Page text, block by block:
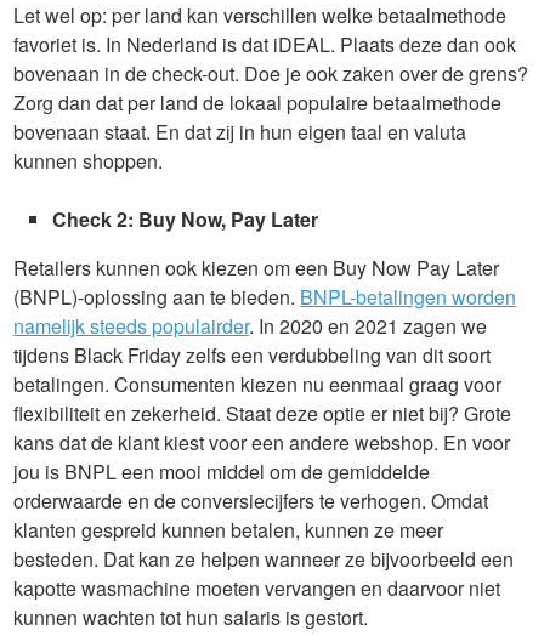
Let wel op: per land kan verschillen welke betaalmethode
favoriet is. In Nederland is dat iDEAL. Plaats deze dan ook
bovenaan in de check-out. Doe je ook zaken over de grens?
Zorg dan dat per land de lokaal populaire betaalmethode
bovenaan staat. En dat zij in hun eigen taal en valuta
kunnen shoppen.
Check 2: Buy Now, Pay Later
Retailers kunnen ook kiezen om een Buy Now Pay Later
(BNPL)-oplossing aan te bieden. BNPL-betalingen worden
namelijk steeds populairder. In 2020 en 2021 zagen we
tijdens Black Friday zelfs een verdubbeling van dit soort
betalingen. Consumenten kiezen nu eenmaal graag voor
flexibiliteit en zekerheid. Staat deze optie er niet bij? Grote
kans dat de klant kiest voor een andere webshop. En voor
jou is BNPL een mooi middel om de gemiddelde
orderwaarde en de conversiecijfers te verhogen. Omdat
klanten gespreid kunnen betalen, kunnen ze meer
besteden. Dat kan ze helpen wanneer ze bijvoorbeeld een
kapotte wasmachine moeten vervangen en daarvoor niet
kunnen wachten tot hun salaris is gestort.